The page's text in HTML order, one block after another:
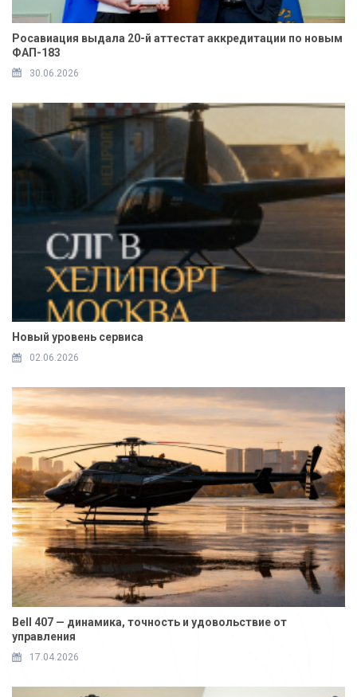
Росавиация выдала 20-й аттестат аккредитации по новым
ФАП-183
30.06.2026
Новый уровень сервиса
02.06.2026
Bell 407 — динамика, точность и удовольствие от
управления
17.04.2026